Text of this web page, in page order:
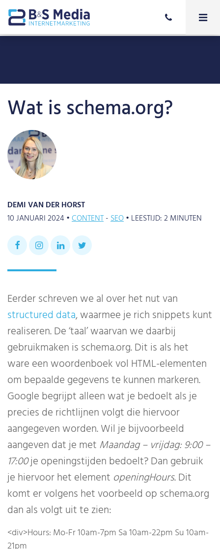
Wat is schema.org?
DEMI VAN DER HORST
10 JANUARI 2024 •CONTENT SEO• LEESTIJD:2MINUTEN
Eerder schreven we al over het nut van
structured data, waarmee je rich snippets kunt
realiseren. De ‘taal’ waarvan we daarbij
gebruikmaken is schema.org. Dit is als het
ware een woordenboek vol HTML-elementen
om bepaalde gegevens te kunnen markeren.
Google begrijpt alleen wat je bedoelt als je
precies de richtlijnen volgt die hiervoor
aangegeven worden. Wil je bijvoorbeeld
aangeven dat je met Maandag – vrijdag: 9:00 –
17:00je openingstijden bedoelt? Dan gebruik
je hiervoor het element openingHours. Dit
komt er volgens het voorbeeld op schema.org
dan als volgt uit te zien:
<div>Hours: Mo-Fr 10am-7pm Sa 10am-22pm Su 10am-